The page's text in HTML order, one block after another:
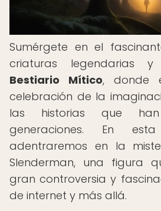
Sumérgete en el
criaturas legendarias
Bestiario Mítico, donde
celebración de la
las historias que
generaciones. En
adentraremos en la
Slenderman, una figura
gran controversia y
de internet y más allá.